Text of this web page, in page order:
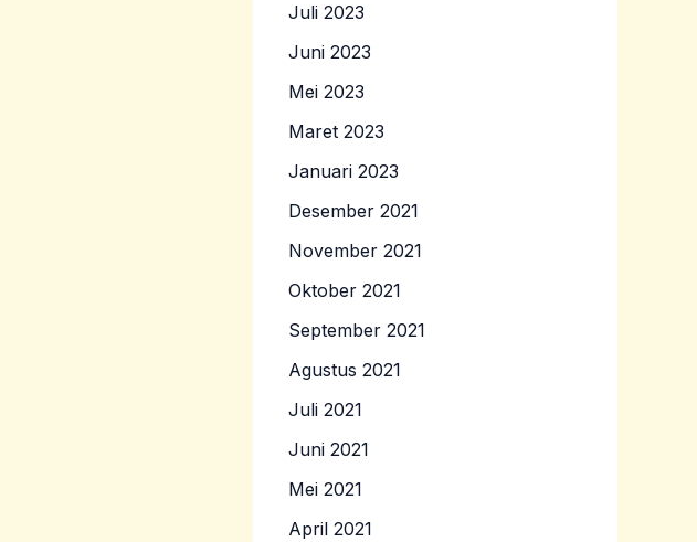
Juli 2023
Juni 2023
Mei 2023
Maret 2023
Januari 2023
Desember 2021
November 2021
Oktober 2021
September 2021
Agustus 2021
Juli 2021
Juni 2021
Mei 2021
April 2021